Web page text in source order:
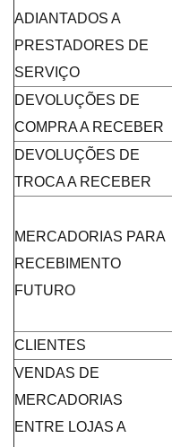
ADIANTADOS A
PRESTADORES DE
SERVIÇO
DEVOLUÇÕES DE
COMPRA A RECEBER
DEVOLUÇÕES DE
TROCA A RECEBER
MERCADORIAS PARA
RECEBIMENTO
FUTURO
CLIENTES
VENDAS DE
MERCADORIAS
ENTRE LOJAS A